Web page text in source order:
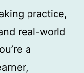
practice,
real-world
a